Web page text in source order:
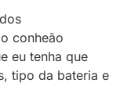
conheão
eu tenha que
tipo da bateria e